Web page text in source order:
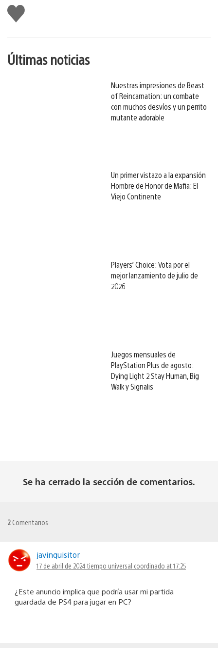
Me
gusta
esto
Últimas noticias
Nuestras impresiones de Beast
of Reincarnation: un combate
con muchos desvíos y un perrito
mutante adorable
Un primer vistazo a la expansión
Hombre de Honor de Mafia: El
Viejo Continente
Players’ Choice: Vota por el
mejor lanzamiento de julio de
2026
Juegos mensuales de
PlayStation Plus de agosto:
Dying Light 2 Stay Human, Big
Walk y Signalis
Se ha cerrado la sección de comentarios.
2 Comentarios
javinquisitor
17 de abril de 2024 tiempo universal coordinado at 17:25
¿Este anuncio implica que podría usar mi partida
guardada de PS4 para jugar en PC?